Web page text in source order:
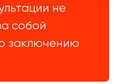
не
собой
заключению